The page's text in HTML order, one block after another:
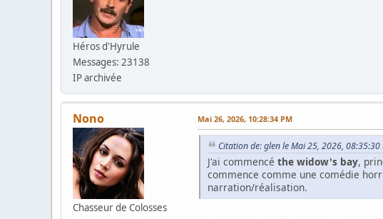
Héros d'Hyrule
Messages: 23138
IP archivée
Nono
Chasseur de Colosses
Mai 26, 2026, 10:28:34 PM
Citation de: glen le Mai 25, 2026, 08:35:30
J'ai commencé the widow's bay,
commence comme une comédie
narration/réalisation.